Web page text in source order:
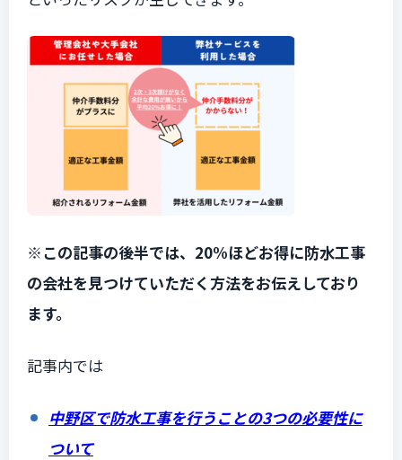
※この記事の後半では、20%ほどお得に防水工事
の会社を見つけていただく方法をお伝えしており
ます。
記事内では
中野区で防水工事を行うことの3つの必要性に
ついて